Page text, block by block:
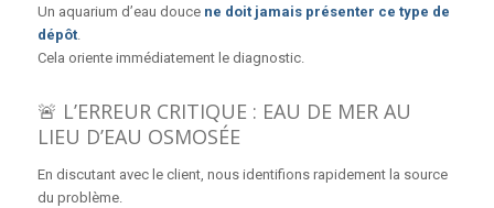
Un aquarium d’eau douce ne doit jamais présenter ce type de
dépôt.
Cela oriente immédiatement le diagnostic.
🚨 L’ERREUR CRITIQUE : EAU DE MER AU
LIEU D’EAU OSMOSÉE
En discutant avec le client, nous identifions rapidement la source
du problème.